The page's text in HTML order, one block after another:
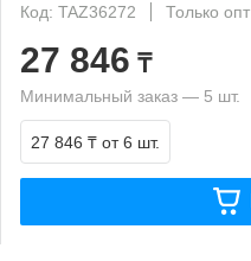
Код: TAZ36272
Только опт
27 846 ₸
Минимальный заказ — 5 шт.
27 846 ₸ от 6 шт.